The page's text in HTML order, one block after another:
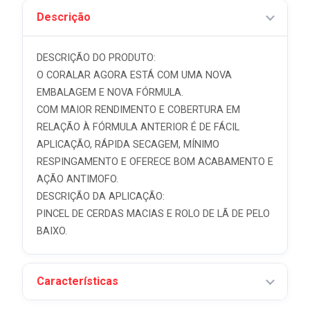
Descrição
DESCRIÇÃO DO PRODUTO:
O CORALAR AGORA ESTÁ COM UMA NOVA
EMBALAGEM E NOVA FÓRMULA.
COM MAIOR RENDIMENTO E COBERTURA EM
RELAÇÃO À FÓRMULA ANTERIOR É DE FÁCIL
APLICAÇÃO, RÁPIDA SECAGEM, MÍNIMO
RESPINGAMENTO E OFERECE BOM ACABAMENTO E
AÇÃO ANTIMOFO.
DESCRIÇÃO DA APLICAÇÃO:
PINCEL DE CERDAS MACIAS E ROLO DE LÃ DE PELO
BAIXO.
Características